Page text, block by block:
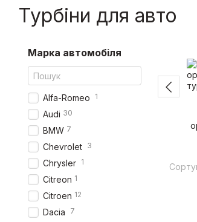
Турбіни для авто
Марка автомобіля
Alfa-Romeo 1
Audi 30
BMW 7
Chevrolet 3
Chrysler 1
Citreon 1
Citroen 12
Dacia 7